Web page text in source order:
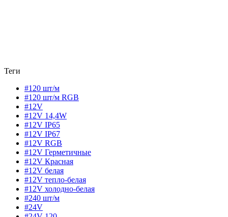
Теги
#120 шт/м
#120 шт/м RGB
#12V
#12V 14,4W
#12V IP65
#12V IP67
#12V RGB
#12V Герметичные
#12V Красная
#12V белая
#12V тепло-белая
#12V холодно-белая
#240 шт/м
#24V